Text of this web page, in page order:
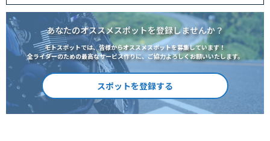
あなたのオススメスポットを登録しませんか？
モトスポットでは、皆様からオススメスポットを募集しています！
全ライダーのための最高なサービス作りに、ご協力よろしくお願いいたします。
スポットを登録する